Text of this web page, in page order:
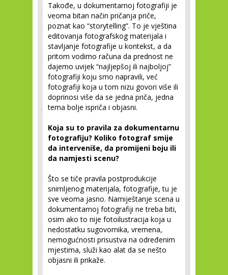
Takođe, u dokumentarnoj fotografiji je
veoma bitan način pričanja priče,
poznat kao “storytelling”. To je vještina
editovanja fotografskog materijala i
stavljanje fotografije u kontekst, a da
pritom vodimo računa da prednost ne
dajemo uvijek “najljepšoj ili najboljoj”
fotografiji koju smo napravili, već
fotografiji koja u tom nizu govori više ili
doprinosi više da se jedna priča, jedna
tema bolje ispriča i objasni.
Koja su to pravila za dokumentarnu
fotografiju? Koliko fotograf smije
da interveniše, da promijeni boju ili
da namjesti scenu?
Što se tiče pravila postprodukcije
snimljenog materijala, fotografije, tu je
sve veoma jasno. Namiještanje scena u
dokumentarnoj fotografiji ne treba biti,
osim ako to nije fotoilustracija koja u
nedostatku sugovornika, vremena,
nemogućnosti prisustva na određenim
mjestima, služi kao alat da se nešto
objasni ili prikaže.